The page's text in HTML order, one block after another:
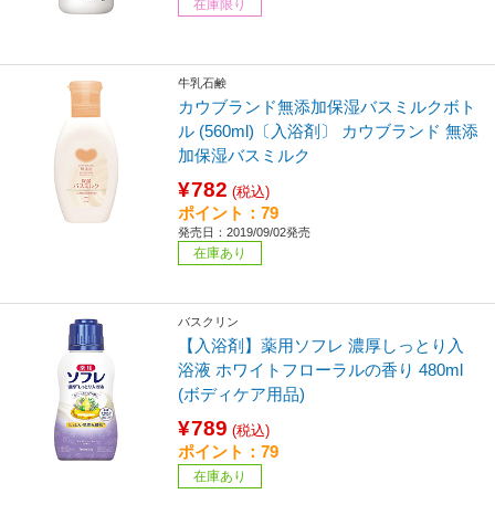
在庫限り
牛乳石鹸
カウブランド無添加保湿バスミルクボト
ル (560ml)〔入浴剤〕 カウブランド 無添
加保湿バスミルク
¥782 (税込)
ポイント：79
発売日：2019/09/02発売
在庫あり
バスクリン
【入浴剤】薬用ソフレ 濃厚しっとり入
浴液 ホワイトフローラルの香り 480ml
(ボディケア用品)
¥789 (税込)
ポイント：79
在庫あり